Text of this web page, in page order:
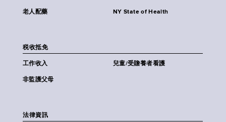
老人配藥 NY State of Health
税收抵免
工作收入 兒童/受贍養者看護
非監護父母
法律資訊